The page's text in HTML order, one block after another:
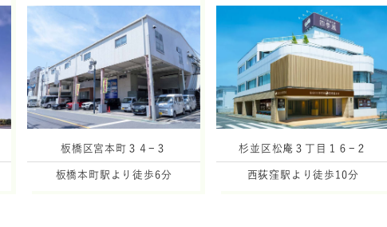
板橋区宮本町３４−３
板橋本町駅より徒歩6分
杉並区松庵３丁目１６−２
西荻窪駅より徒歩10分